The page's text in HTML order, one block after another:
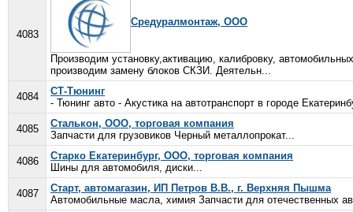
4083
Средуралмонтаж, ООО
Производим установку,активацию, калибровку,
производим замену блоков СКЗИ. Деятельн...
4084
СТ-Тюнинг
- Тюнинг авто - Акустика на автотранспорт в городе
4085
Сталькон, ООО, торговая компания
Запчасти для грузовиков Черный металлопрокат...
4086
Старко Екатеринбург, ООО, торговая компания
Шины для автомобиля, диски...
4087
Старт, автомагазин, ИП Петров В.В., г. Верхняя Пышма
Автомобильные масла, химия Запчасти для отечественных